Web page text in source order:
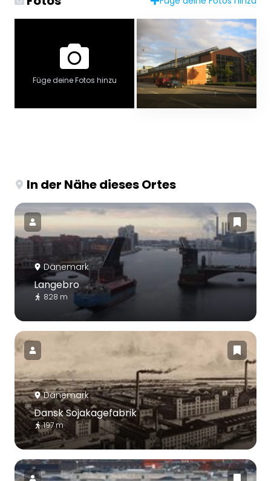
Füge deine Fotos hinzu
In der Nähe dieses Ortes
Dänemark
Langebro
828 m
Dänemark
Dansk Sojakagefabrik
197 m